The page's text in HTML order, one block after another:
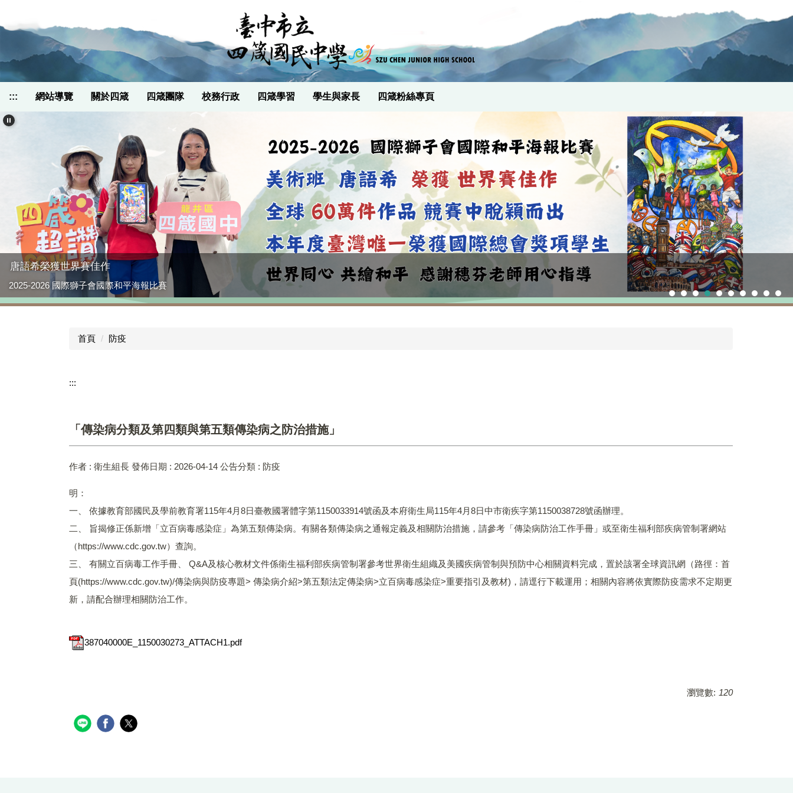
內
容
:::
網站導覽 關於四箴 四箴團隊 校務行政 四箴學習 學生與家長 四箴粉絲專頁
唐語希榮獲世界賽佳作
2025-2026 國際獅子會國際和平海報比賽
本校榮獲「115年臺中市教學卓越獎初選-國中組」第一名!!!
首頁 防疫
:::
「傳染病分類及第四類與第五類傳染病之防治措施」
作者 : 衛生組長 發佈日期 : 2026-04-14 公告分類 : 防疫
明：
一、 依據教育部國民及學前教育署115年4月8日臺教國署體字第1150033914號函及本府衛生局115年4月8日中市衛疾字第1150038728號函辦理。
二、 旨揭修正係新增「立百病毒感染症」為第五類傳染病。有關各類傳染病之通報定義及相關防治措施，請參考「傳染病防治工作手冊」或至衛生福利部疾病管制署網站
（https://www.cdc.gov.tw）查詢。
三、 有關立百病毒工作手冊、 Q&A及核心教材文件係衛生福利部疾病管制署參考世界衛生組織及美國疾病管制與預防中心相關資料完成，置於該署全球資訊網（路徑：首
頁(https://www.cdc.gov.tw)/傳染病與防疫專題> 傳染病介紹>第五類法定傳染病>立百病毒感染症>重要指引及教材)，請逕行下載運用；相關內容將依實際防疫需求不定期更
新，請配合辦理相關防治工作。
387040000E_1150030273_ATTACH1.pdf
瀏覽數: 120